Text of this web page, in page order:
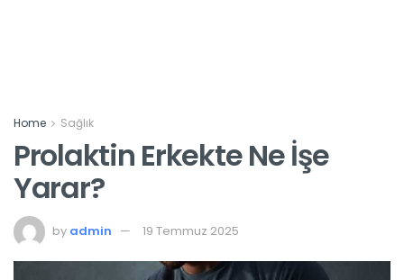
Home Sağlık
Prolaktin Erkekte Ne İşe
Yarar?
by admin 19 Temmuz 2025